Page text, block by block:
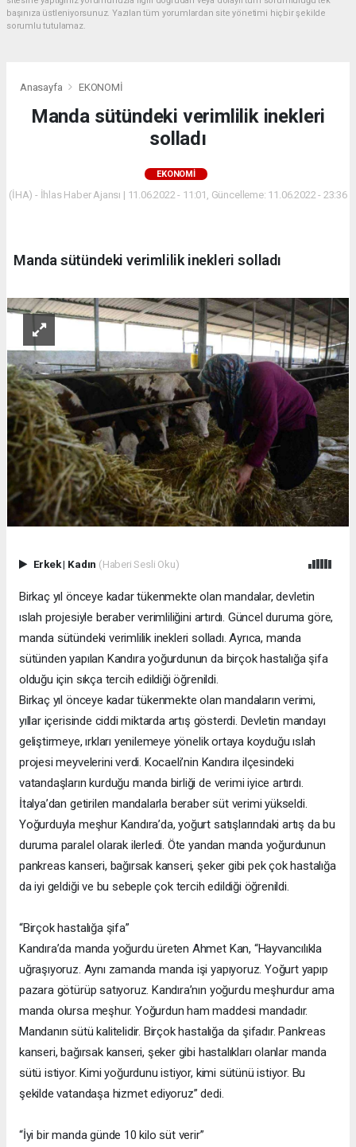
başınıza üstleniyorsunuz. Yazılan tüm yorumlardan site yönetimi hiçbir şekilde
sorumlu tutulamaz.
Anasayfa EKONOMİ
Manda sütündeki verimlilik inekleri
solladı
EKONOMİ
(İHA) - İhlas Haber Ajansı | 11.06.2022 - 11:01, Güncelleme: 11.06.2022 - 23:36
Manda sütündeki verimlilik inekleri solladı
Erkek| Kadın (Haberi Sesli Oku)
Birkaç yıl önceye kadar tükenmekte olan mandalar, devletin
ıslah projesiyle beraber verimliliğini artırdı. Güncel duruma göre,
manda sütündeki verimlilik inekleri solladı. Ayrıca, manda
sütünden yapılan Kandıra yoğurdunun da birçok hastalığa şifa
olduğu için sıkça tercih edildiği öğrenildi.
Birkaç yıl önceye kadar tükenmekte olan mandaların verimi,
yıllar içerisinde ciddi miktarda artış gösterdi. Devletin mandayı
geliştirmeye, ırkları yenilemeye yönelik ortaya koyduğu ıslah
projesi meyvelerini verdi. Kocaeli’nin Kandıra ilçesindeki
vatandaşların kurduğu manda birliği de verimi iyice artırdı.
İtalya’dan getirilen mandalarla beraber süt verimi yükseldi.
Yoğurduyla meşhur Kandıra’da, yoğurt satışlarındaki artış da bu
duruma paralel olarak ilerledi. Öte yandan manda yoğurdunun
pankreas kanseri, bağırsak kanseri, şeker gibi pek çok hastalığa
da iyi geldiği ve bu sebeple çok tercih edildiği öğrenildi.
“Birçok hastalığa şifa”
Kandıra’da manda yoğurdu üreten Ahmet Kan, “Hayvancılıkla
uğraşıyoruz. Aynı zamanda manda işi yapıyoruz. Yoğurt yapıp
pazara götürüp satıyoruz. Kandıra’nın yoğurdu meşhurdur ama
manda olursa meşhur. Yoğurdun ham maddesi mandadır.
Mandanın sütü kalitelidir. Birçok hastalığa da şifadır. Pankreas
kanseri, bağırsak kanseri, şeker gibi hastalıkları olanlar manda
sütü istiyor. Kimi yoğurdunu istiyor, kimi sütünü istiyor. Bu
şekilde vatandaşa hizmet ediyoruz” dedi.
“İyi bir manda günde 10 kilo süt verir”